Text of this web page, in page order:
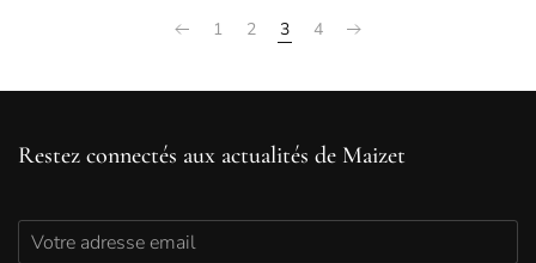
1 2 3 4
Restez connectés aux actualités de Maizet